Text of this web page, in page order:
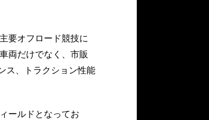
要オフロード競技に
両だけでなく、市販
ス、トラクション性能
ールドとなってお